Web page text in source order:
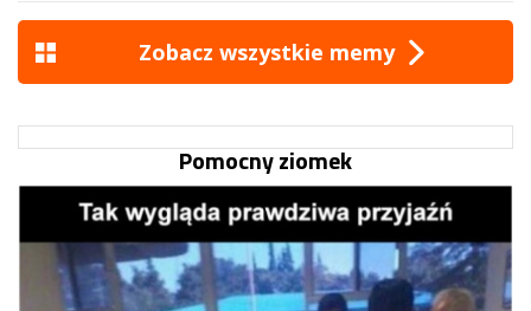
Zobacz wszystkie memy
Pomocny ziomek